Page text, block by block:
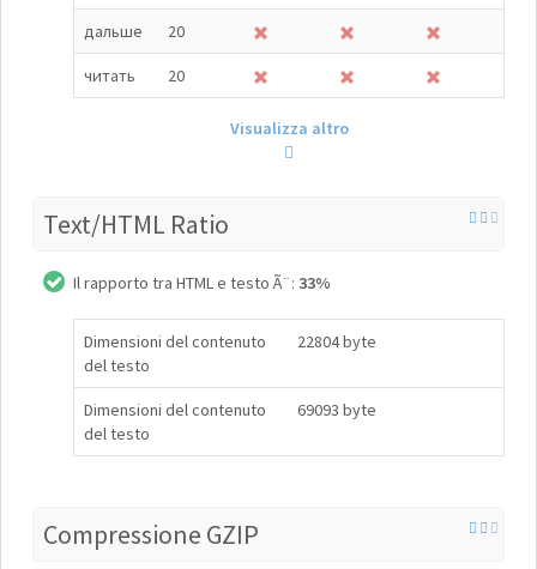
дальше 20
читать 20
Visualizza altro
Text/HTML Ratio
Il rapporto tra HTML e testo Ã¨: 33%
Dimensioni del contenuto
del testo
22804 byte
Dimensioni del contenuto
del testo
69093 byte
Compressione GZIP